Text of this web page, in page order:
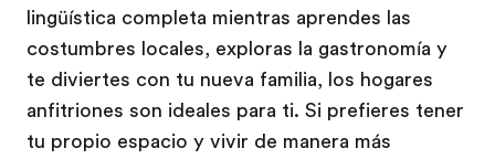
lingüística completa mientras aprendes las
costumbres locales, exploras la gastronomía y
te diviertes con tu nueva familia, los hogares
anfitriones son ideales para ti. Si prefieres tener
tu propio espacio y vivir de manera más